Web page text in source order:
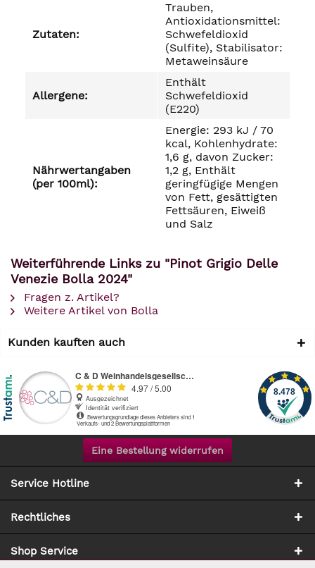
Zutaten:
Trauben,
Antioxidationsmittel:
Schwefeldioxid
(Sulfite), Stabilisator:
Metaweinsäure
Allergene:
Enthält
Schwefeldioxid
(E220)
Nährwertangaben
(per 100ml):
Energie: 293 kJ / 70
kcal, Kohlenhydrate:
1,6 g, davon Zucker:
1,2 g, Enthält
geringfügige Mengen
von Fett, gesättigten
Fettsäuren, Eiweiß
und Salz
Weiterführende Links zu "Pinot Grigio Delle
Venezie Bolla 2024"
Fragen z. Artikel?
Weitere Artikel von Bolla
Kunden kauften auch
Eine Bestellung widerrufen
Service Hotline
Rechtliches
Shop Service